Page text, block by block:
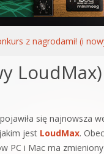
z nagrodami! (i
się najnowsza
jest LoudMax.
PC i Mac ma